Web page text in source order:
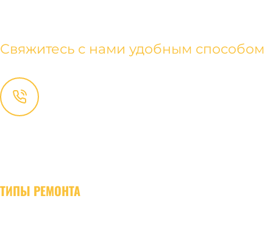
Свяжитесь с нами удобным способом
ТИПЫ РЕМОНТА